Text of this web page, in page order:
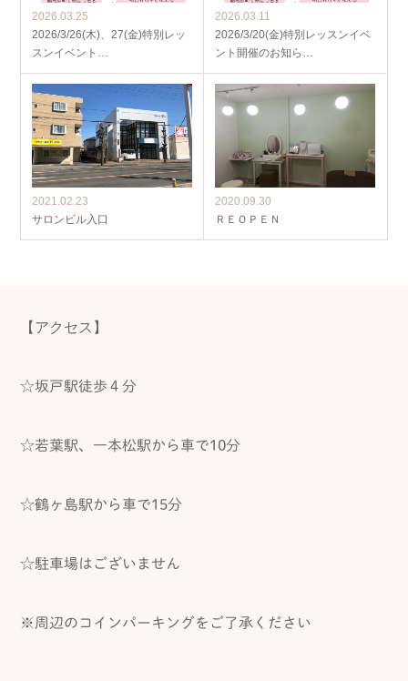
2026.03.25
2026/3/26(木)、27(金)特別レッ
スンイベント…
2026.03.11
2026/3/20(金)特別レッスンイベ
ント開催のお知ら…
2021.02.23
サロンビル入口
2020.09.30
ＲＥＯＰＥＮ
【アクセス】
☆坂戸駅徒歩４分
☆若葉駅、一本松駅から車で10分
☆鶴ヶ島駅から車で15分
☆駐車場はございません
※周辺のコインパーキングをご了承ください